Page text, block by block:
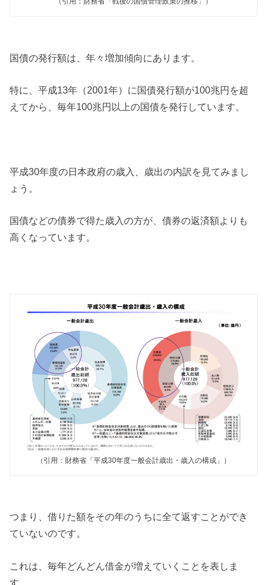
国債の発行額は、年々増加傾向にあります。
特に、平成13年（2001年）に国債発行額が100兆円を超
えてから、毎年100兆円以上の国債を発行しています。
平成30年度の日本政府の歳入、歳出の内訳を見てみまし
ょう。
国債などの債券で得た歳入の方が、債券の返済額よりも
高くなっています。
（引用：財務省「平成30年度一般会計歳出・歳入の構成」）
つまり、借りた額をその年のうちに全て返すことができ
ていないのです。
これは、毎年どんどん借金が増えていくことを表しま
す。